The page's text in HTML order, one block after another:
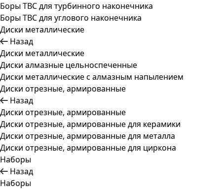
Боры ТВС для турбинного наконечника
Боры ТВС для углового наконечника
Диски металлические
Назад
Диски металлические
Диски алмазные цельноспеченные
Диски металлические с алмазным напылением
Диски отрезные, армированные
Назад
Диски отрезные, армированные
Диски отрезные, армированные для керамики
Диски отрезные, армированные для металла
Диски отрезные, армированные для циркона
Наборы
Назад
Наборы